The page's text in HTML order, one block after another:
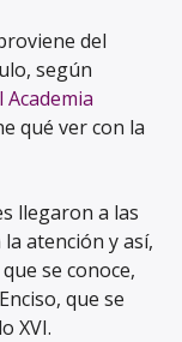
del
según
Academia
qué ver con la
llegaron a las
atención y así,
se conoce,
que se
XVI.